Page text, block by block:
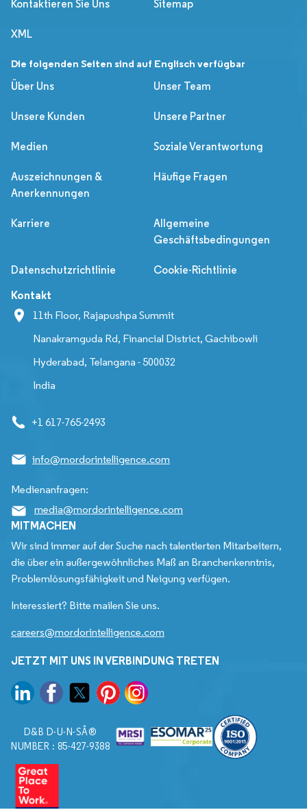
Kontaktieren Sie Uns Sitemap
XML
Die folgenden Seiten sind auf Englisch verfügbar
Über Uns
Unser Team
Unsere Kunden Unsere Partner
Medien Soziale Verantwortung
Auszeichnungen &
Anerkennungen
Häufige Fragen
Karriere
Allgemeine
Geschäftsbedingungen
Datenschutzrichtlinie Cookie-Richtlinie
Kontakt
11th Floor, Rajapushpa Summit
Nanakramguda Rd, Financial District, Gachibowli
Hyderabad, Telangana - 500032
India
+1 617-765-2493
info@mordorintelligence.com
Medienanfragen:
media@mordorintelligence.com
MITMACHEN
Wir sind immer auf der Suche nach talentierten Mitarbeitern,
die über ein außergewöhnliches Maß an Branchenkenntnis,
Problemlösungsfähigkeit und Neigung verfügen.
Interessiert? Bitte mailen Sie uns.
careers@mordorintelligence.com
JETZT MIT UNS IN VERBINDUNG TRETEN
D&B D-U-N-SÂ®
NUMBER : 85-427-9388